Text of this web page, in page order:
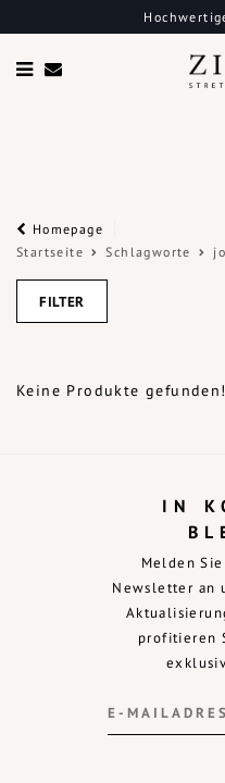
Homepage
Startseite
Schlagworte
FILTER
Keine Produkte
IN
Melden
Newsletter an
profitieren